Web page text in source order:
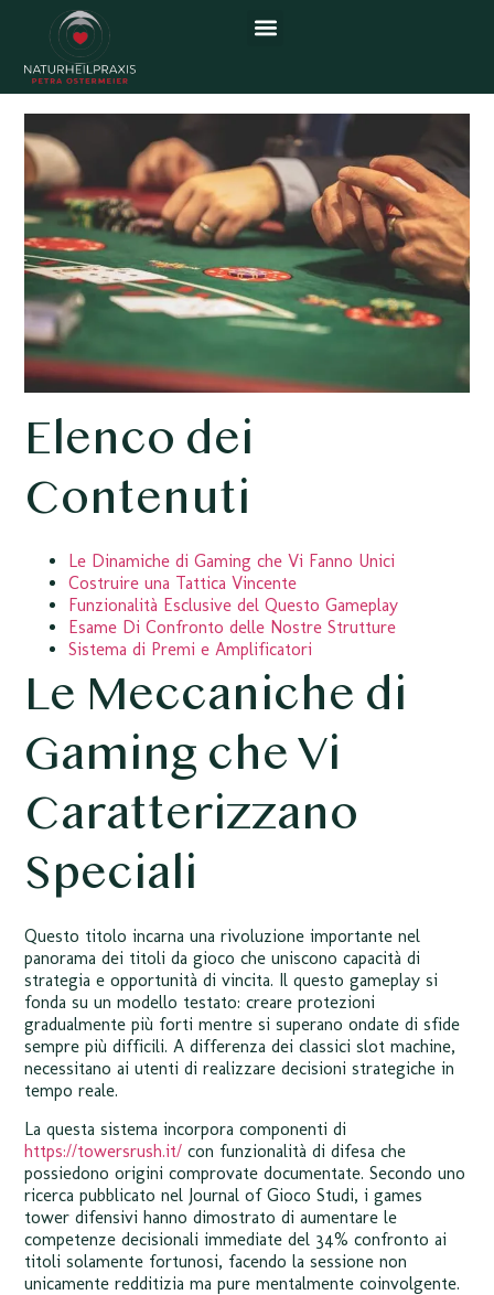
Elenco dei
Contenuti
Le Dinamiche di Gaming che Vi Fanno Unici
Costruire una Tattica Vincente
Funzionalità Esclusive del Questo Gameplay
Esame Di Confronto delle Nostre Strutture
Sistema di Premi e Amplificatori
Le Meccaniche di
Gaming che Vi
Caratterizzano
Speciali
Questo titolo incarna una rivoluzione importante nel
panorama dei titoli da gioco che uniscono capacità di
strategia e opportunità di vincita. Il questo gameplay si
fonda su un modello testato: creare protezioni
gradualmente più forti mentre si superano ondate di sfide
sempre più difficili. A differenza dei classici slot machine,
necessitano ai utenti di realizzare decisioni strategiche in
tempo reale.
La questa sistema incorpora componenti di
https://towersrush.it/ con funzionalità di difesa che
possiedono origini comprovate documentate. Secondo uno
ricerca pubblicato nel Journal of Gioco Studi, i games
tower difensivi hanno dimostrato di aumentare le
competenze decisionali immediate del 34% confronto ai
titoli solamente fortunosi, facendo la sessione non
unicamente redditizia ma pure mentalmente coinvolgente.